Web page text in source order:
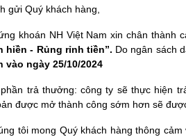
gửi Quý khách hàng,
khoán NH Việt Nam xin chân thành
hiền - Rủng rỉnh tiền”. Do ngân sách
vào ngày 25/10/2024
trả thưởng: công ty sẽ thực hiện
được mở thành công sớm hơn sẽ
tôi mong Quý khách hàng thông